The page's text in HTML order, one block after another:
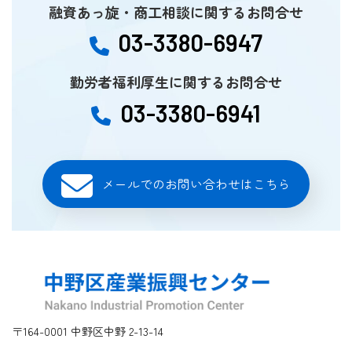
融資あっ旋・商工相談に関するお問合せ
03-3380-6947
勤労者福利厚生に関するお問合せ
03-3380-6941
メールでのお問い合わせはこちら
〒164-0001 中野区中野 2-13-14